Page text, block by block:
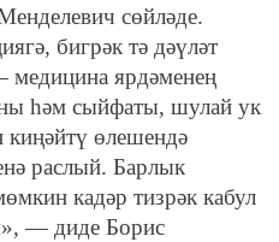
сөйләде.
бигрәк тә дәүләт
медицина ярдәменең
һәм сыйфаты, шулай ук
киңәйтү өлешендә
раслый. Барлык
кадәр тизрәк кабул
— диде Борис